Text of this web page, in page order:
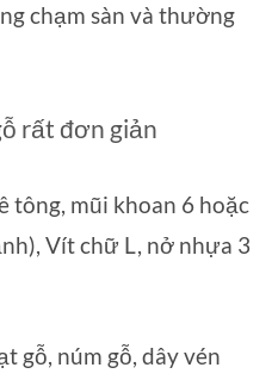
chạm sàn và thường
rất đơn giản
tông, mũi khoan 6 hoặc
Vít chữ L, nở nhựa 3
gỗ, núm gỗ, dây vén